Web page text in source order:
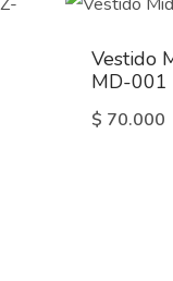
Vestido
MD-001
$ 70.000